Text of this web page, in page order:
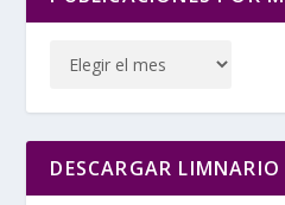
DESCARGAR